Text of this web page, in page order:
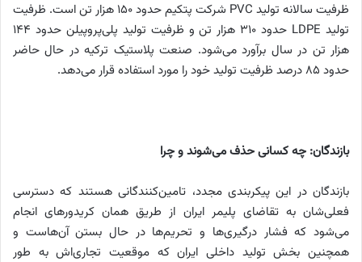
ظرفیت سالانه تولید PVC شرکت پتکیم حدود ۱۵۰ هزار تن است. ظرفیت
تولید LDPE حدود ۳۱۰ هزار تن و ظرفیت تولید پلی‌پروپیلن حدود ۱۴۴
هزار تن در سال برآورد می‌شود. صنعت پلاستیک ترکیه در حال حاضر
حدود ۸۵ درصد ظرفیت تولید خود را مورد استفاده قرار می‌دهد.
بازندگان: چه کسانی حذف می‌شوند و چرا
بازندگان در این پیکربندی مجدد، تامین‌کنندگانی هستند که دسترسی
فعلی‌شان به تقاضای پلیمر ایران از طریق همان کریدورهای انجام
می‌شود که فشار درگیری‌ها و تحریم‌ها در حال بستن آن‌هاست و
همچنین بخش تولید داخلی ایران که موقعیت تجاری‌اش به طور